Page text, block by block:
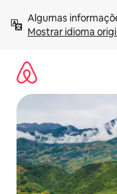
para
Mostrar idioma